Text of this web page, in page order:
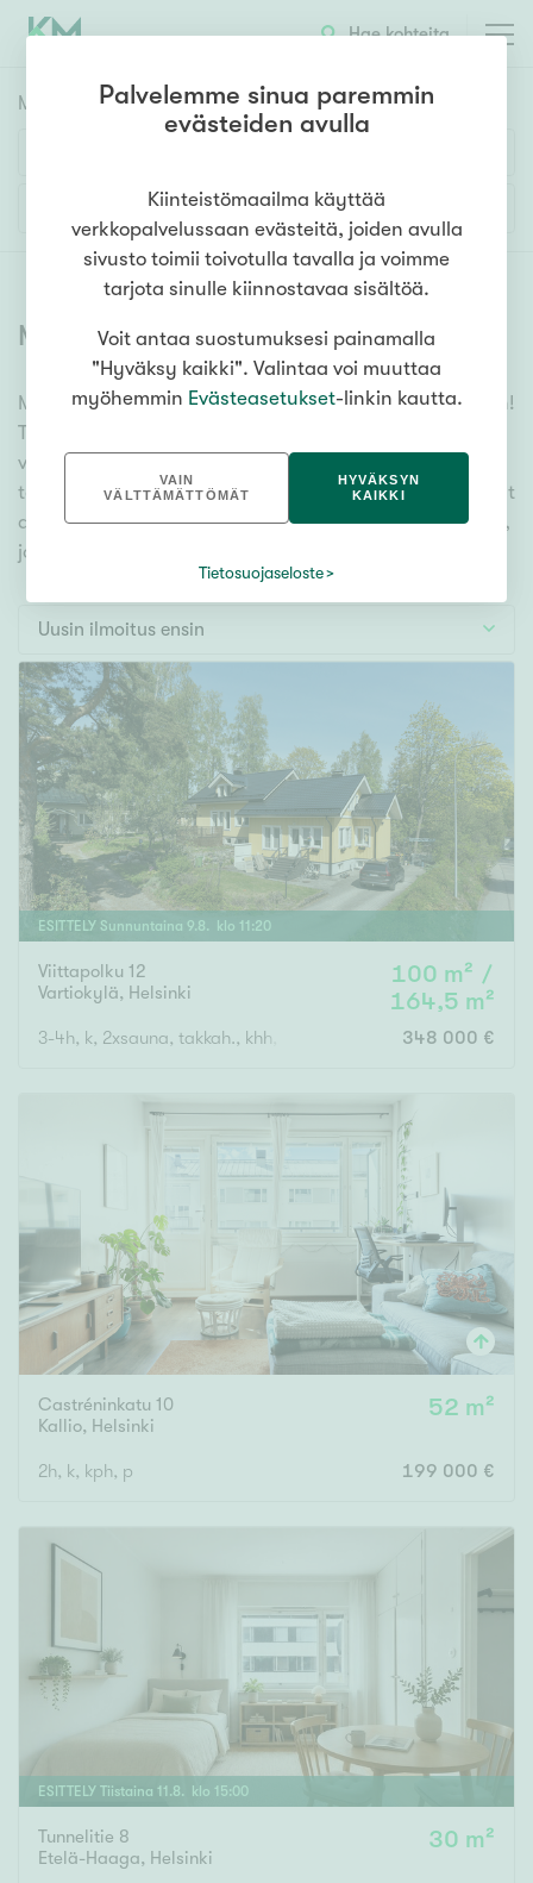
Hae kohteita
Myyntikohteet
1h 2h 3h 4h 5h+
Asuntotyyppi
Kerros-/luhtitalo
Rivitalo/paritalo
Omakoti-/erillistalo
Maa- tai metsätila
Vapaa-ajan asunto
Muut
Hinta
000 000 €
Pinta-ala
Asuinpinta-ala Kokonaispinta-ala
m²
Rakennusvuosi
Uudiskohteet
Vain uudiskohteet Ei uudiskohteita
Arvokohteet
Vain arvokohteet Ei arvokohteita
Kunto
Hyvä
Välttävä
Ominaisuudet
Järvi- tai merinäköala
Maalämpö
Oma ranta
Lisää hakuehtoja
Myytävät asunnot (6397)
Meiltä löydät myytävät asunnot, oli tarpeesi mikä vain!
Tuhansien kohteiden ja satojen kiinteistönvälittäjien
verkostomme auttaa sinua kenties elämäsi
tärkeimmässä päätöksessä. Katso alta kaikki myytävät
asunnot. Hyödynnä myös kätevää hakutyökaluamme,
jonka avulla löydät omien toiveidesi mukaisen kodin.
Uusin ilmoitus ensin
ESITTELY Sunnuntaina 9.8 . klo 11 :20
Viittapolku 12
Vartiokylä, Helsinki
100 m² /
164,5 m²
3-4h, k, 2xsauna, takkah., khh, 2xkph, erill.wc, varastotilaa,
348 000 €
Castréninkatu 10
Kallio, Helsinki
52 m²
2h, k, kph, p 199 000 €
ESITTELY Tiistaina 11 .8. klo 15:00
Tunnelitie 8
Etelä-Haaga, Helsinki
30 m²
Palvelemme sinua paremmin
evästeiden avulla
Kiinteistömaailma käyttää
verkkopalvelussaan evästeitä, joiden avulla
sivusto toimii toivotulla tavalla ja voimme
tarjota sinulle kiinnostavaa sisältöä.
Voit antaa suostumuksesi painamalla
"Hyväksy kaikki". Valintaa voi muuttaa
myöhemmin Evästeasetukset-linkin kautta.
VAIN
VÄLTTÄMÄTTÖMÄT
HYVÄKSYN
KAIKKI
Tietosuojaseloste